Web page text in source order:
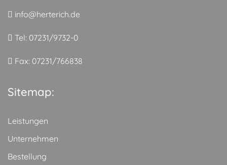
info@herterich.de
Tel: 07231/9732-0
Fax: 07231/766838
Sitemap:
Leistungen
Unternehmen
Bestellung